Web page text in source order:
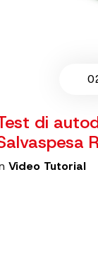
di
Video Tutorial